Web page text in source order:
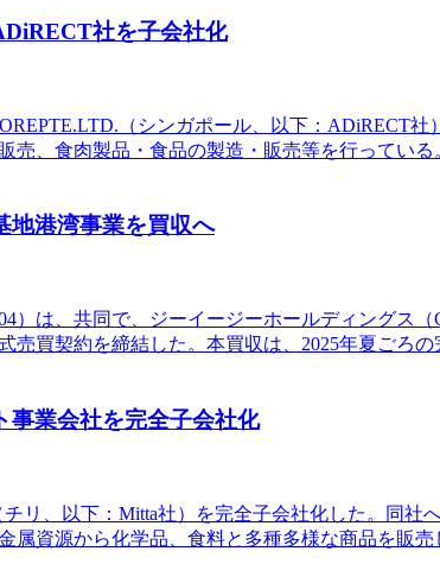
社を子会社化
（シンガポール、以下：ADiRECT
、食肉製品・食品の製造・販売等を行ってい
地港湾事業を買収へ
）は、共同で、ジーイージーホールディングス
買契約を締結した。本買収は、2025年夏ごろ
事業会社を完全子会社化
チリ、以下：Mitta社）を完全子会社化した。同
属資源から化学品、食料と多種多様な商品を販